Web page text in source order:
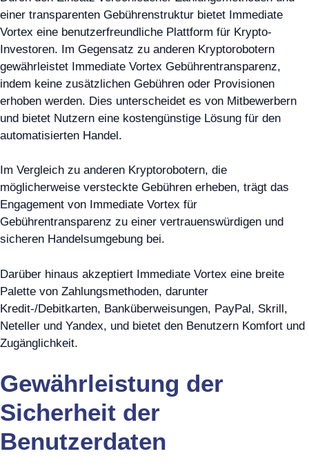
einer transparenten Gebührenstruktur bietet Immediate
Vortex eine benutzerfreundliche Plattform für Krypto-
Investoren. Im Gegensatz zu anderen Kryptorobotern
gewährleistet Immediate Vortex Gebührentransparenz,
indem keine zusätzlichen Gebühren oder Provisionen
erhoben werden. Dies unterscheidet es von Mitbewerbern
und bietet Nutzern eine kostengünstige Lösung für den
automatisierten Handel.
Im Vergleich zu anderen Kryptorobotern, die
möglicherweise versteckte Gebühren erheben, trägt das
Engagement von Immediate Vortex für
Gebührentransparenz zu einer vertrauenswürdigen und
sicheren Handelsumgebung bei.
Darüber hinaus akzeptiert Immediate Vortex eine breite
Palette von Zahlungsmethoden, darunter
Kredit-/Debitkarten, Banküberweisungen, PayPal, Skrill,
Neteller und Yandex, und bietet den Benutzern Komfort und
Zugänglichkeit.
Gewährleistung der
Sicherheit der
Benutzerdaten